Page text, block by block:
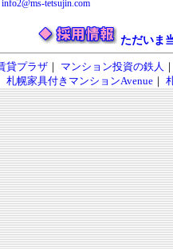
info2@ms-tetsujin.com
ただいま
貸プラザ｜ マンション投資の鉄人
札幌家具付きマンションAvenue ｜